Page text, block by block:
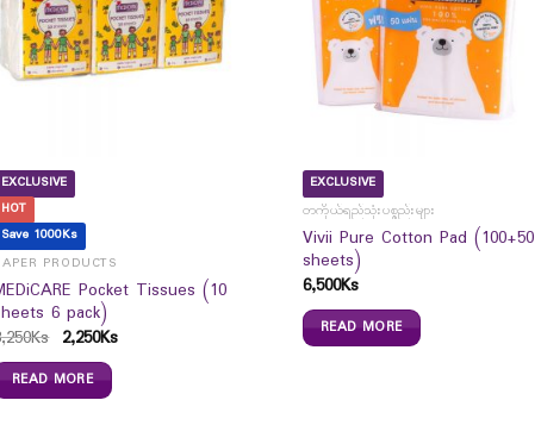
EXCLUSIVE
HOT
Save 1000Ks
PRODUCTS
Pocket Tissues (10
6 pack)
Ks 2,250Ks
READ MORE
EXCLUSIVE
တကိုယ်ရည်သုံးပစ္စည်းများ
Vivii Pure Cotton Pad (100+50
sheets)
6,500Ks
READ MORE